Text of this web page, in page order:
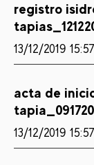
registro
13/12/2019 15:57
acta de
13/12/2019 15:57